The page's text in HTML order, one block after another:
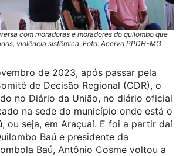
com moradoras e moradores do quilombo que
violência sistêmica. Foto: Acervo PPDH-MG.
de 2023, após passar pela
de Decisão Regional (CDR), o
no Diário da União, no diário oficial
na sede do município onde está o
ou seja, em Araçuaí. E foi a partir daí
Baú e presidente da
Baú, Antônio Cosme voltou a